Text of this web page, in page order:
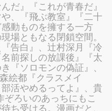
だ』『これが青春だ』
、『飛ぶ教室』『二十
動ものを擁する一方
場ともなる閉鎖空間。
告白』、辻村深月『冷
前探しの放課後』『太
『ソロモンの偽証』、
絵都『クラスメイ
活やめるってよ』、貴
ぞろいのあっちにもこ
ち受ける。漫画だと、